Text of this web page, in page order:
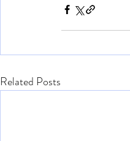
Related Posts